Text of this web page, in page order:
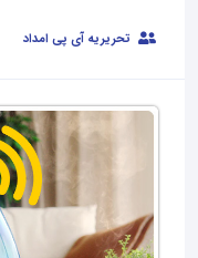
تحریریه آی پی امداد